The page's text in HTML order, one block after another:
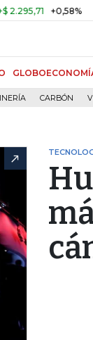
+0,58%
CARBÓN